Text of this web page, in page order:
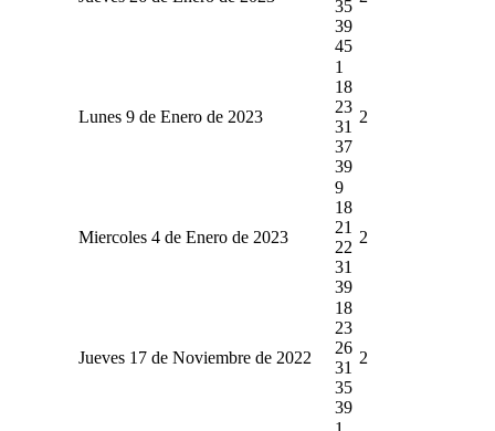
35
39
45
Lunes 9 de Enero de 2023
1
18
23
31
37
39
2
Miercoles 4 de Enero de 2023
9
18
21
22
31
39
2
Jueves 17 de Noviembre de 2022
18
23
26
31
35
39
2